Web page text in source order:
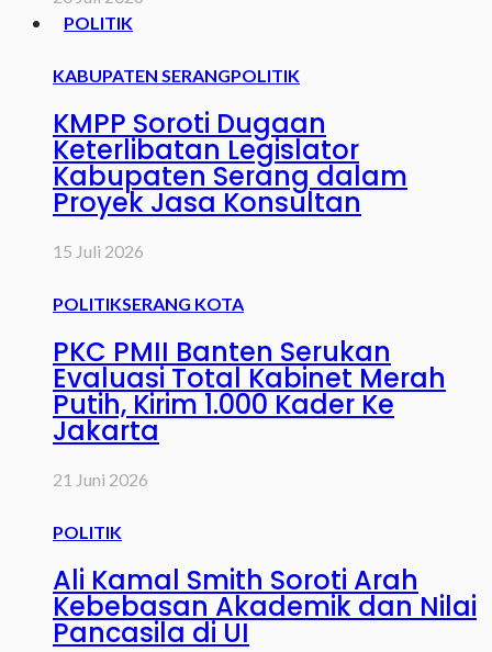
POLITIK
KABUPATEN SERANGPOLITIK
KMPP Soroti Dugaan
Keterlibatan Legislator
Kabupaten Serang dalam
Proyek Jasa Konsultan
15 Juli 2026
POLITIKSERANG KOTA
PKC PMII Banten Serukan
Evaluasi Total Kabinet Merah
Putih, Kirim 1.000 Kader Ke
Jakarta
21 Juni 2026
POLITIK
Ali Kamal Smith Soroti Arah
Kebebasan Akademik dan Nilai
Pancasila di UI